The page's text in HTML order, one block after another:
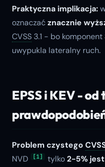
Praktyczna implikacja:
oznaczaćznacznie
CVSS 3.1 - bo komponent
uwypukla lateralny ruch.
EPSS i KEV -
Problem czystego
NVD
[1] tylko2-5%